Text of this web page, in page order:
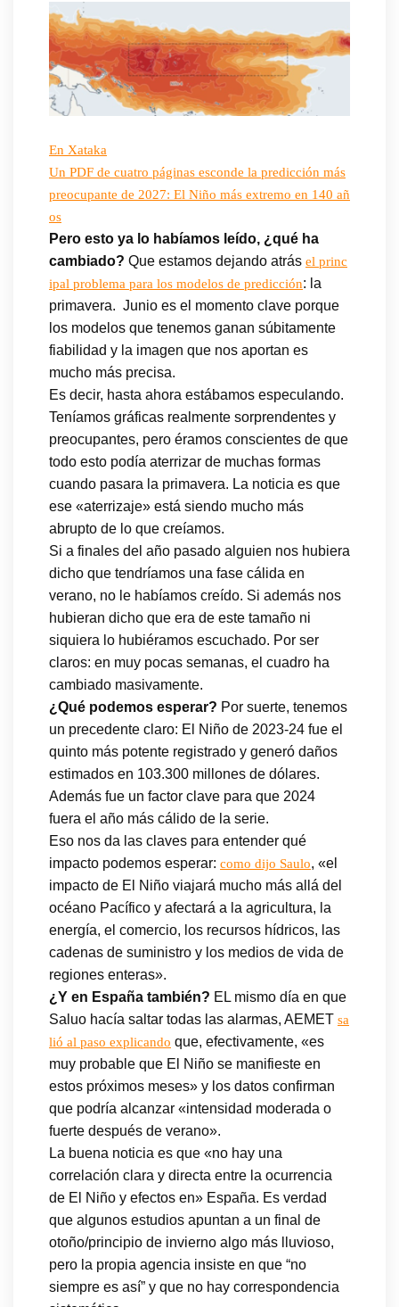
En Xataka
Un PDF de cuatro páginas esconde la predicción más
preocupante de 2027: El Niño más extremo en 140 añ
os
Pero esto ya lo habíamos leído, ¿qué ha
cambiado? Que estamos dejando atrás el princ
ipal problema para los modelos de predicción: la
primavera. Junio es el momento clave porque
los modelos que tenemos ganan súbitamente
fiabilidad y la imagen que nos aportan es
mucho más precisa.
Es decir, hasta ahora estábamos especulando.
Teníamos gráficas realmente sorprendentes y
preocupantes, pero éramos conscientes de que
todo esto podía aterrizar de muchas formas
cuando pasara la primavera. La noticia es que
ese «aterrizaje» está siendo mucho más
abrupto de lo que creíamos.
Si a finales del año pasado alguien nos hubiera
dicho que tendríamos una fase cálida en
verano, no le habíamos creído. Si además nos
hubieran dicho que era de este tamaño ni
siquiera lo hubiéramos escuchado. Por ser
claros: en muy pocas semanas, el cuadro ha
cambiado masivamente.
¿Qué podemos esperar? Por suerte, tenemos
un precedente claro: El Niño de 2023-24 fue el
quinto más potente registrado y generó daños
estimados en 103.300 millones de dólares.
Además fue un factor clave para que 2024
fuera el año más cálido de la serie.
Eso nos da las claves para entender qué
impacto podemos esperar: como dijo Saulo, «el
impacto de El Niño viajará mucho más allá del
océano Pacífico y afectará a la agricultura, la
energía, el comercio, los recursos hídricos, las
cadenas de suministro y los medios de vida de
regiones enteras».
¿Y en España también? EL mismo día en que
Saluo hacía saltar todas las alarmas, AEMET sa
lió al paso explicando que, efectivamente, «es
muy probable que El Niño se manifieste en
estos próximos meses» y los datos confirman
que podría alcanzar «intensidad moderada o
fuerte después de verano».
La buena noticia es que «no hay una
correlación clara y directa entre la ocurrencia
de El Niño y efectos en» España. Es verdad
que algunos estudios apuntan a un final de
otoño/principio de invierno algo más lluvioso,
pero la propia agencia insiste en que “no
siempre es así” y que no hay correspondencia